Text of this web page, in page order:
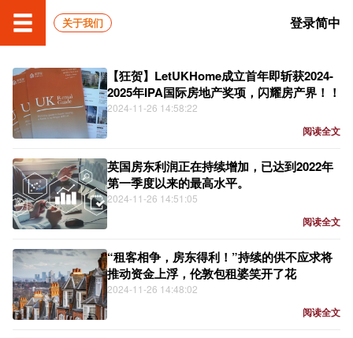
关于我们 登录简中
【狂贺】LetUKHome成立首年即斩获2024-
2025年IPA国际房地产奖项，闪耀房产界！！
2024-11-26 14:58:22
阅读全文
英国房东利润正在持续增加，已达到2022年
第一季度以来的最高水平。
2024-11-26 14:51:05
阅读全文
“租客相争，房东得利！”持续的供不应求将
推动资金上浮，伦敦包租婆笑开了花
2024-11-26 14:48:02
阅读全文